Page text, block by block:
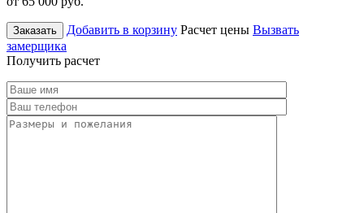
Заказать Добавить в корзину Расчет цены Вызвать
замерщика
Получить расчет